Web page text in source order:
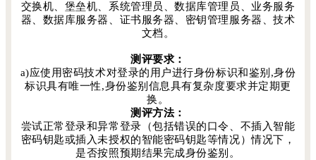
交换机、堡垒机、系统管理员、数据库管理员、业务服务
器、数据库服务器、证书服务器、密钥管理服务器、技术
文档。
测评要求：
a)应使用密码技术对登录的用户进行身份标识和鉴别,身份
标识具有唯一性,身份鉴别信息具有复杂度要求并定期更
换。
测评方法：
尝试正常登录和异常登录（包括错误的口令、不插入智能
密码钥匙或插入未授权的智能密码钥匙等情况）情况下，
是否按照预期结果完成身份鉴别。